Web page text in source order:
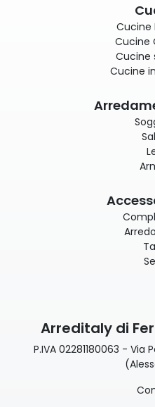
Cucine
Cucine
Cucine
Cucine
Arreditaly di
P.IVA 02281180063 - Via